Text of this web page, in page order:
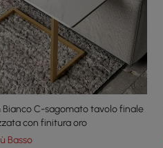
Bianco C-sagomato tavolo finale
con finitura oro
Basso